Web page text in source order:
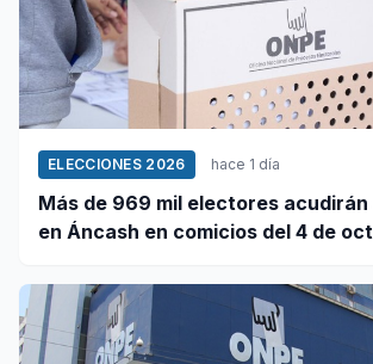
ELECCIONES 2026 hace 1 día
Más de 969 mil electores acudirán
en Áncash en comicios del 4 de